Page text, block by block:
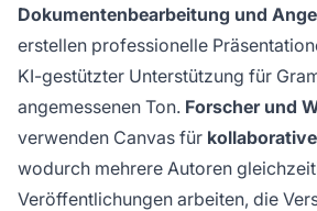
Dokumentenbearbeitung und
erstellen professionelle
KI-gestützter Unterstützung für
angemessenen Ton. Forscher und
verwenden Canvas für
wodurch mehrere Autoren
Veröffentlichungen arbeiten, die